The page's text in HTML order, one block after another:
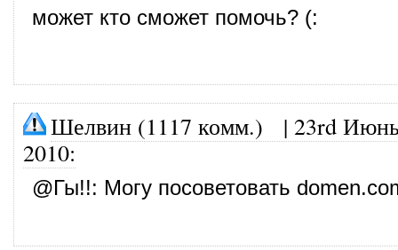
может кто сможет помочь? (:
Шелвин (1117 комм.) | 23rd
2010:
@Гы!!: Могу посоветовать